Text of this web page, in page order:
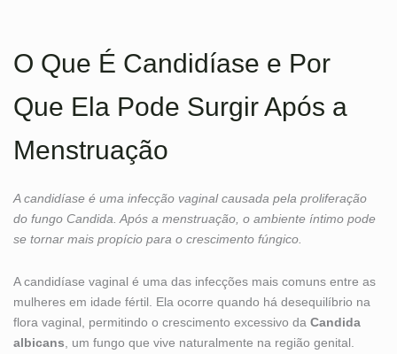
O Que É Candidíase e Por
Que Ela Pode Surgir Após a
Menstruação
A candidíase é uma infecção vaginal causada pela proliferação
do fungo Candida. Após a menstruação, o ambiente íntimo pode
se tornar mais propício para o crescimento fúngico.
A candidíase vaginal é uma das infecções mais comuns entre as
mulheres em idade fértil. Ela ocorre quando há desequilíbrio na
flora vaginal, permitindo o crescimento excessivo da Candida
albicans , um fungo que vive naturalmente na região genital.